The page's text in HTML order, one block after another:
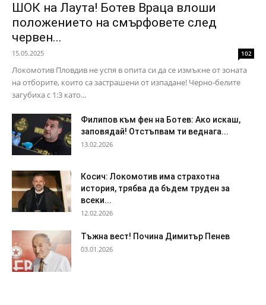
ШОК на Лаута! Ботев Враца влоши
положението на смърфовете след
червен...
15.05.2025 102
Локомотив Пловдив не успя в опита си да се измъкне от зоната
на отборите, които са застрашени от изпадане! Черно-белите
загубиха с 1:3 като...
Филипов към фен на Ботев: Ако искаш,
заповядай! Отстъпвам ти веднага...
13.02.2026
Косич: Локомотив има страхотна
история, трябва да бъдем труден за
всеки...
12.02.2026
Тъжна вест! Почина Димитър Пенев
03.01.2026